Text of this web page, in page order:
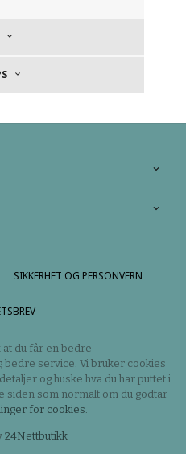
SIKKERHET OG PERSONVERN
du får en bedre
bedre service. Vi bruker cookies
og huske hva du har puttet i
siden som normalt om du godtar
for cookies.
24Nettbutikk